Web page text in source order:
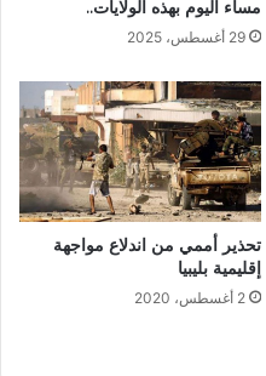
مساء اليوم بهذه الولايات..
29 أغسطس، 2025
تحذير أممي من اندلاع مواجهة
إقليمية بليبيا
2 أغسطس، 2020